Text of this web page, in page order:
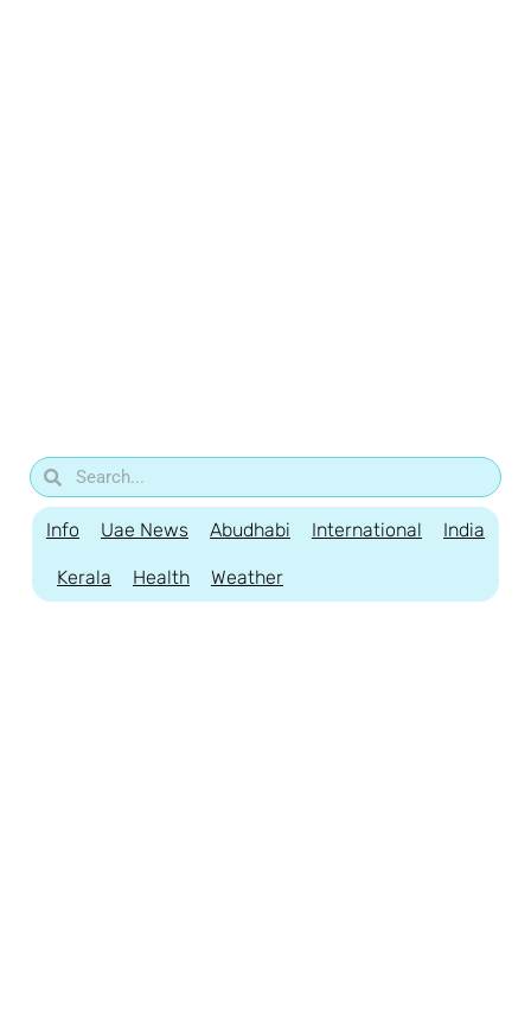
Info Uae News Abudhabi International India
Kerala Health Weather